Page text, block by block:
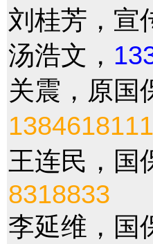
刘桂芳，宣
汤浩文，
关震，原国
王连民，国
8318833
李延维，国